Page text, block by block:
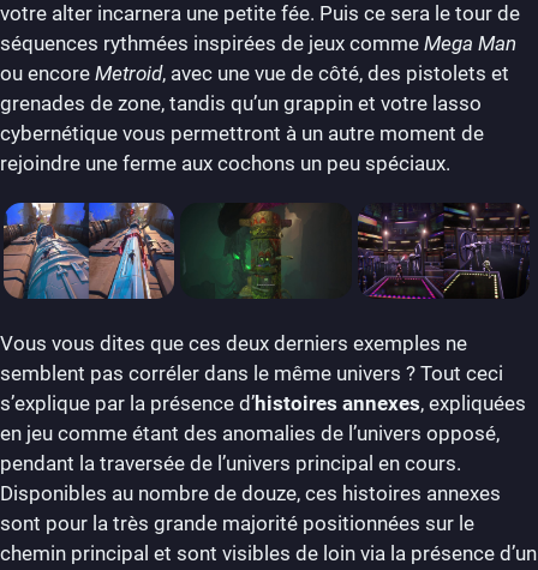
votre alter incarnera une petite fée. Puis ce sera le tour de
séquences rythmées inspirées de jeux comme Mega Man
ou encore Metroid, avec une vue de côté, des pistolets et
grenades de zone, tandis qu’un grappin et votre lasso
cybernétique vous permettront à un autre moment de
rejoindre une ferme aux cochons un peu spéciaux.
Vous vous dites que ces deux derniers exemples ne
semblent pas corréler dans le même univers ? Tout ceci
s’explique par la présence d’histoires annexes, expliquées
en jeu comme étant des anomalies de l’univers opposé,
pendant la traversée de l’univers principal en cours.
Disponibles au nombre de douze, ces histoires annexes
sont pour la très grande majorité positionnées sur le
chemin principal et sont visibles de loin via la présence d’un